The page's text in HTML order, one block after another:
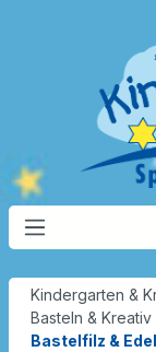
Kindergarten &
Basteln & Kreativ
Bastelfilz &